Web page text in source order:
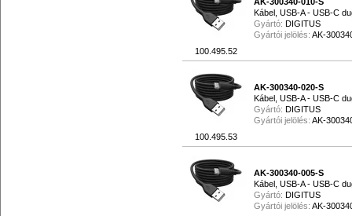
100.495.52
Kábel, USB-A - USB-C
Gyártó: DIGITUS
Gyártói jelölés: AK-
100.495.53
AK-300340-020-S
Kábel, USB-A - USB-C
Gyártó: DIGITUS
Gyártói jelölés: AK-
AK-300340-005-S
Kábel, USB-A - USB-C
Gyártó: DIGITUS
Gyártói jelölés: AK-